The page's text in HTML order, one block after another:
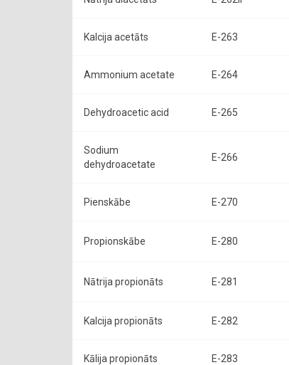
Kalcija acetāts E-263
Ammonium acetate E-264
Dehydroacetic acid E-265
Sodium
dehydroacetate
E-266
Pienskābe E-270
Propionskābe E-280
Nātrija propionāts E-281
Kalcija propionāts E-282
Kālija propionāts E-283